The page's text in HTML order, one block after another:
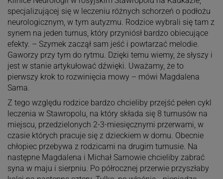
specjalizującej się w leczeniu różnych schorzeń o podłożu
neurologicznym, w tym autyzmu. Rodzice wybrali się tam z
synem na jeden turnus, który przyniósł bardzo obiecujące
efekty. – Szymek zaczął sam jeść i powtarzać melodie.
Gaworzy przy tym do rytmu. Dzięki temu wiemy, że słyszy i
jest w stanie artykułować dźwięki. Uważamy, że to
pierwszy krok to rozwinięcia mowy – mówi Magdalena
Sarna.
Z tego względu rodzice bardzo chcieliby przejść pełen cykl
leczenia w Stawropolu, na który składa się 8 turnusów na
miejscu, przedzielonych 2-3-miesięcznymi przerwami, w
czasie których pracuje się z dzieckiem w domu. Obecnie
chłopiec przebywa z rodzicami na drugim turnusie. Na
następne Magdalena i Michał Sarnowie chcieliby zabrać
syna w maju i sierpniu. Po półrocznej przerwie przyszłaby